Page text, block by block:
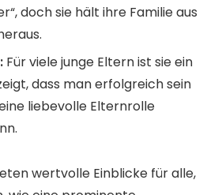
doch sie hält ihre Familie aus
Für viele junge Eltern ist sie ein
dass man erfolgreich sein
liebevolle Elternrolle
wertvolle Einblicke für alle,